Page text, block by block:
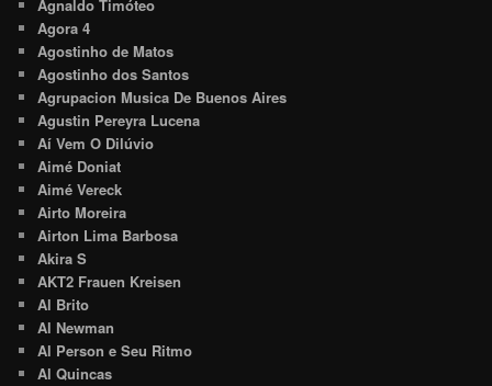
Agnaldo Timóteo
Agora 4
Agostinho de Matos
Agostinho dos Santos
Agrupacion Musica De Buenos Aires
Agustin Pereyra Lucena
Aí Vem O Dilúvio
Aimé Doniat
Aimé Vereck
Airto Moreira
Airton Lima Barbosa
Akira S
AKT2 Frauen Kreisen
Al Brito
Al Newman
Al Person e Seu Ritmo
Al Quincas